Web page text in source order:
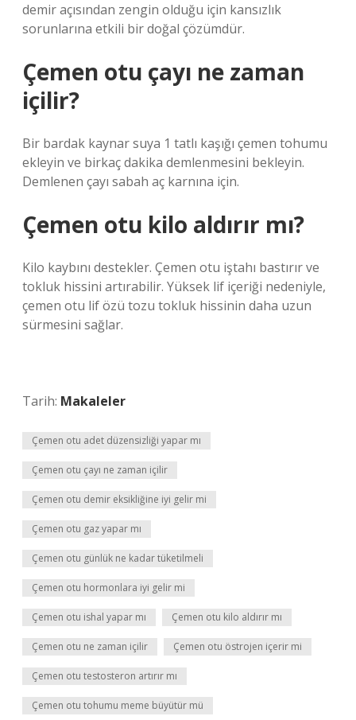
demir açısından zengin olduğu için kansızlık
sorunlarına etkili bir doğal çözümdür.
Çemen otu çayı ne zaman
içilir?
Bir bardak kaynar suya 1 tatlı kaşığı çemen tohumu
ekleyin ve birkaç dakika demlenmesini bekleyin.
Demlenen çayı sabah aç karnına için.
Çemen otu kilo aldırır mı?
Kilo kaybını destekler. Çemen otu iştahı bastırır ve
tokluk hissini artırabilir. Yüksek lif içeriği nedeniyle,
çemen otu lif özü tozu tokluk hissinin daha uzun
sürmesini sağlar.
Tarih: Makaleler
Çemen otu adet düzensizliği yapar mı
Çemen otu çayı ne zaman içilir
Çemen otu demir eksikliğine iyi gelir mi
Çemen otu gaz yapar mı
Çemen otu günlük ne kadar tüketilmeli
Çemen otu hormonlara iyi gelir mi
Çemen otu ishal yapar mı Çemen otu kilo aldırır mı
Çemen otu ne zaman içilir Çemen otu östrojen içerir mi
Çemen otu testosteron artırır mı
Çemen otu tohumu meme büyütür mü